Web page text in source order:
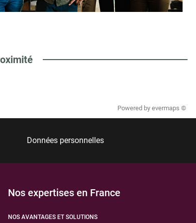
Powered by evermaps ©
Données personnelles
Nos expertises en France
NOS AVANTAGES ET SOLUTIONS